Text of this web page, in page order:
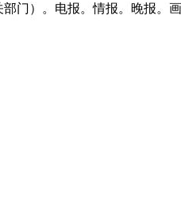
门）。电报。情报。晚报。画